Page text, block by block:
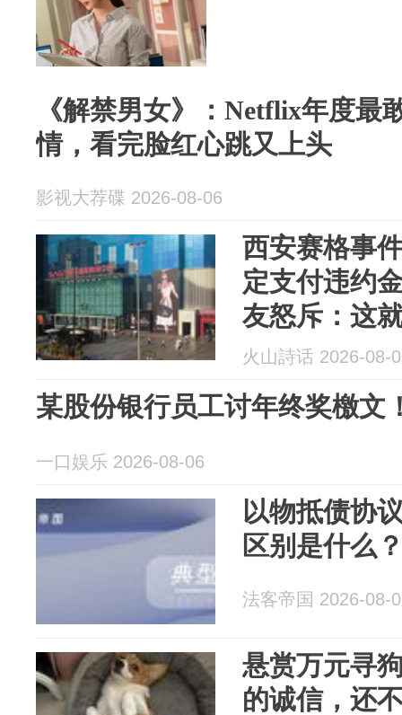
《解禁男女》：Netflix年度最
情，看完脸红心跳又上头
影视大荐碟 2026-08-06
西安赛格事
定支付违约
友怒斥：这
火山詩话 2026-08-
某股份银行员工讨年终奖檄文
一口娱乐 2026-08-06
以物抵债协
区别是什么
法客帝国 2026-08-
悬赏万元寻
的诚信，还